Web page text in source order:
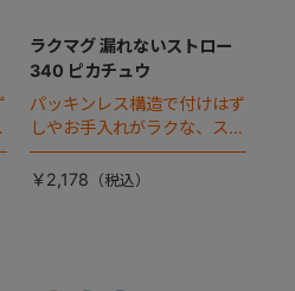
ラクマグ 漏れないストロー
340 ピカチュウ
パッキンレス構造で付けはず
しやお手入れがラクな、スト
ローマグの340ｍlラージボ
トル。
￥2,178